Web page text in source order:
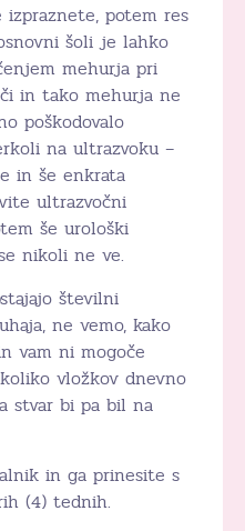
potem res
šoli je lahko
mehurja pri
in tako mehurja ne
poškodovalo
na ultrazvoku –
in še enkrata
ultrazvočni
še urološki
nikoli ne ve.
številni
ne vemo, kako
vam ni mogoče
vložkov dnevno
stvar bi pa bil na
in ga prinesite s
(4) tednih.